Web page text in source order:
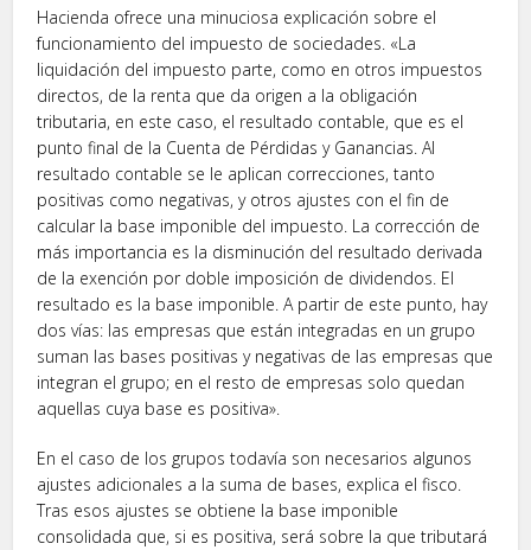
Hacienda ofrece una minuciosa explicación sobre el
funcionamiento del impuesto de sociedades. «La
liquidación del impuesto parte, como en otros impuestos
directos, de la renta que da origen a la obligación
tributaria, en este caso, el resultado contable, que es el
punto final de la Cuenta de Pérdidas y Ganancias. Al
resultado contable se le aplican correcciones, tanto
positivas como negativas, y otros ajustes con el fin de
calcular la base imponible del impuesto. La corrección de
más importancia es la disminución del resultado derivada
de la exención por doble imposición de dividendos. El
resultado es la base imponible. A partir de este punto, hay
dos vías: las empresas que están integradas en un grupo
suman las bases positivas y negativas de las empresas que
integran el grupo; en el resto de empresas solo quedan
aquellas cuya base es positiva».
En el caso de los grupos todavía son necesarios algunos
ajustes adicionales a la suma de bases, explica el fisco.
Tras esos ajustes se obtiene la base imponible
consolidada que, si es positiva, será sobre la que tributará